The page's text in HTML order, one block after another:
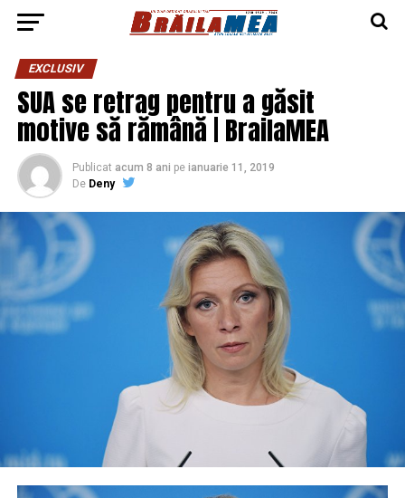
EXCLUSIV
SUA se retrag pentru a găsit
motive să rămână | BrailaMEA
Publicat acum 8 ani pe ianuarie 11, 2019
De Deny